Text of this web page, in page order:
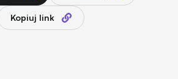
Kopiuj link